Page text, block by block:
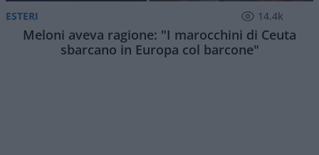
ESTERI 14.4k
Meloni aveva ragione: "I marocchini di Ceuta
sbarcano in Europa col barcone"